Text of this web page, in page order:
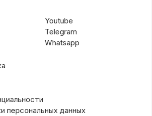
Youtube
Telegram
Whatsapp
персональных данных